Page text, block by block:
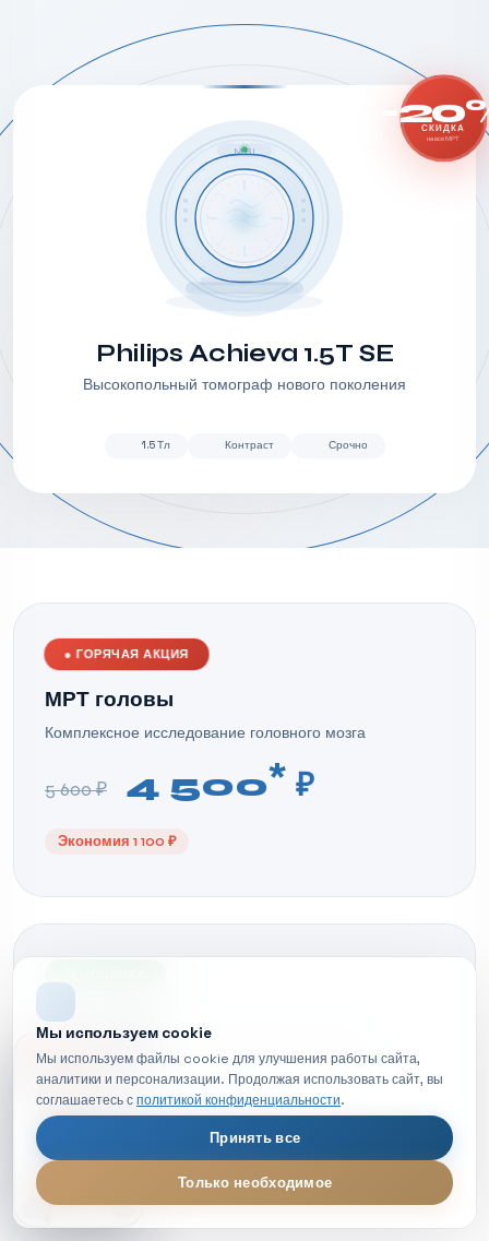
- СКИДКА
на все МРТ
MRI
Philips Achieva 1.5T SE
Высокопольный томограф нового поколения
1.5 Тл Контраст Срочно
● ГОРЯЧАЯ АКЦИЯ
МРТ головы
Комплексное исследование головного мозга
5 600 ₽ 4 500* ₽
Экономия 1 100 ₽
МРТ сердца
Диагностика сердечно-сосудистой системы
7 800 ₽ 6 200*₽
Экономия 1 600 ₽
Мы используем cookie
Мы используем файлы cookie для улучшения работы сайта,
аналитики и персонализации. Продолжая использовать сайт, вы
соглашаетесь сполитикой конфиденциальности.
Принять все
Только необходимое